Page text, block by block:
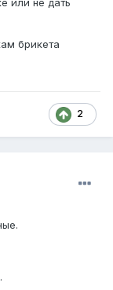
или не дать
брикета
2